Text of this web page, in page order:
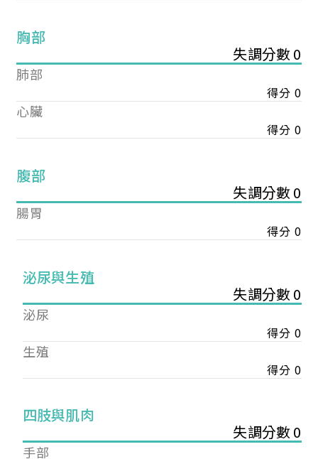
胸部
失調分數 0
肺部
得分 0
心臟
得分 0
腹部
失調分數 0
腸胃
得分 0
泌尿與生殖
失調分數 0
泌尿
得分 0
生殖
得分 0
四肢與肌肉
失調分數 0
手部
您已成功送出會員申請
您好，您的會員申請，已成功送出，經本協會理事